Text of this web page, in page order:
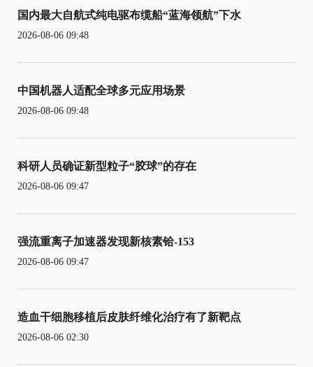
国内最大自航式纯电驱布缆船“蓝海领航”下水
2026-08-06 09:48
中国机器人适配全球多元应用场景
2026-08-06 09:48
科研人员确证新型粒子“胶球”的存在
2026-08-06 09:47
强流重离子加速器发现新核素铪-153
2026-08-06 09:47
造血干细胞移植后皮肤纤维化治疗有了新靶点
2026-08-06 02:30